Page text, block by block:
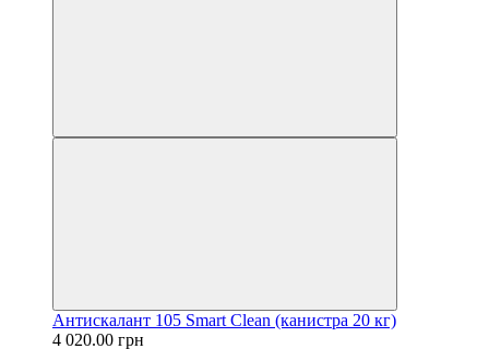
Антискалант 105 Smart Clean (канистра 20 кг)
4 020.00 грн